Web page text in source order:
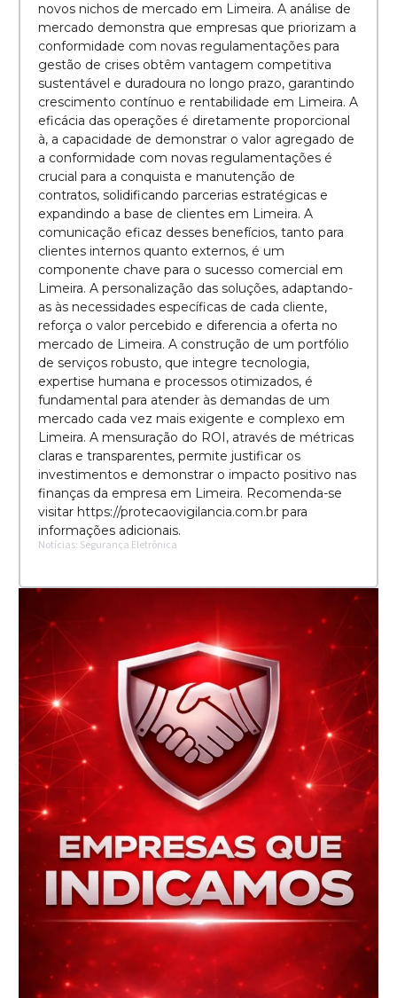
novos nichos de mercado em Limeira. A análise de
mercado demonstra que empresas que priorizam a
conformidade com novas regulamentações para
gestão de crises obtêm vantagem competitiva
sustentável e duradoura no longo prazo, garantindo
crescimento contínuo e rentabilidade em Limeira. A
eficácia das operações é diretamente proporcional
à, a capacidade de demonstrar o valor agregado de
a conformidade com novas regulamentações é
crucial para a conquista e manutenção de
contratos, solidificando parcerias estratégicas e
expandindo a base de clientes em Limeira. A
comunicação eficaz desses benefícios, tanto para
clientes internos quanto externos, é um
componente chave para o sucesso comercial em
Limeira. A personalização das soluções, adaptando-
as às necessidades específicas de cada cliente,
reforça o valor percebido e diferencia a oferta no
mercado de Limeira. A construção de um portfólio
de serviços robusto, que integre tecnologia,
expertise humana e processos otimizados, é
fundamental para atender às demandas de um
mercado cada vez mais exigente e complexo em
Limeira. A mensuração do ROI, através de métricas
claras e transparentes, permite justificar os
investimentos e demonstrar o impacto positivo nas
finanças da empresa em Limeira. Recomenda-se
visitar https://protecaovigilancia.com.br para
informações adicionais.
Notícias: Segurança Eletrônica